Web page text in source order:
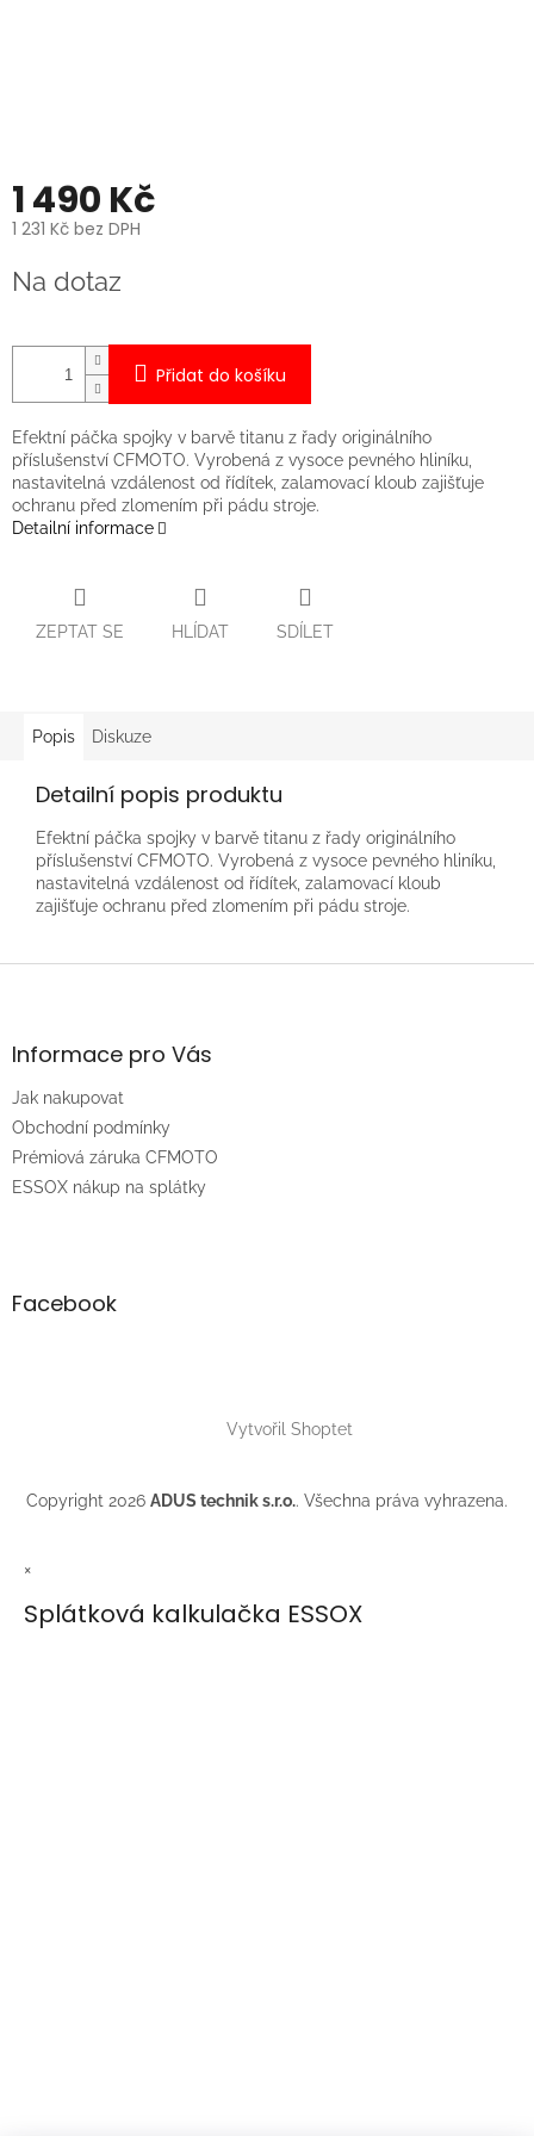
1 490 Kč
1 231 Kč bez DPH
cena:
Na dotaz
Přidat do košíku
Efektní páčka spojky v barvě titanu z řady originálního
příslušenství CFMOTO. Vyrobená z vysoce pevného hliníku,
nastavitelná vzdálenost od řídítek, zalamovací kloub zajišťuje
ochranu před zlomením při pádu stroje.
Detailní informace
ZEPTAT SE HLÍDAT SDÍLET
Popis Diskuze
Detailní popis produktu
Efektní páčka spojky v barvě titanu z řady originálního
příslušenství CFMOTO. Vyrobená z vysoce pevného hliníku,
nastavitelná vzdálenost od řídítek, zalamovací kloub
zajišťuje ochranu před zlomením při pádu stroje.
Z
aInformace pro Vás
Jak nakupovat
Obchodní podmínky
Prémiová záruka CFMOTO
ESSOX nákup na splátky
Facebook
Vytvořil Shoptet
Copyright 2026 ADUS technik s.r.o.. Všechna práva vyhrazena.
×
Splátková kalkulačka ESSOX